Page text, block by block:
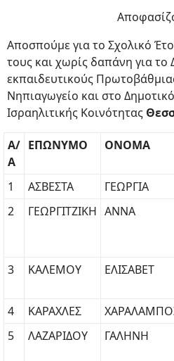
Αποσπούμε για το Σχολικό
τους και χωρίς δαπάνη για
εκπαιδευτικούς
Νηπιαγωγείο και στο
Ισραηλιτικής Κοινότητας
Α/
Α
ΕΠΩΝΥΜΟ ΟΝΟΜΑ
1
ΑΣΒΕΣΤΑ ΓΕΩΡΓΙΑ
2
ΓΕΩΡΓΙΤΖΙΚΗ ΑΝΝΑ
3
ΚΑΛΕΜΟΥ ΕΛΙΣΑΒΕΤ
4
ΚΑΡΑΧΛΕΣ
5
ΛΑΖΑΡΙΔΟΥ ΓΑΛΗΝΗ